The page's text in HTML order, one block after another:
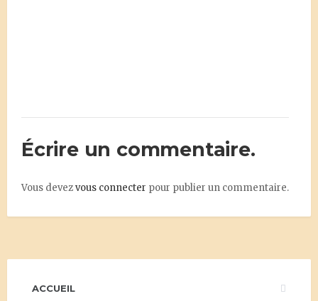
Écrire un commentaire.
Vous devezvous connecter pour publier un commentaire.
ACCUEIL